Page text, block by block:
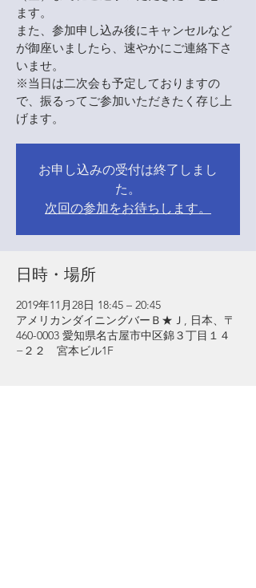
ます。
また、参加申し込み後にキャンセルなど
が御座いましたら、速やかにご連絡下さ
いませ。
※当日は二次会も予定しておりますの
で、振るってご参加いただきたく存じ上
げます。
お申し込みの受付は終了しまし
た。
次回の参加をお待ちします。
日時・場所
2019年11月28日 18:45 – 20:45
アメリカンダイニングバーＢ★Ｊ, 日本、〒
460-0003 愛知県名古屋市中区錦３丁目１４
−２２ 宮本ビル1F